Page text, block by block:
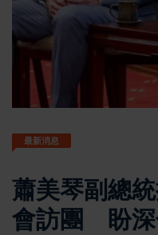
最新消息
蕭美琴副總
會訪團 盼深